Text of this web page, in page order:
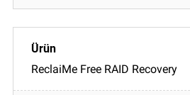
ReclaiMe Free RAID Recovery